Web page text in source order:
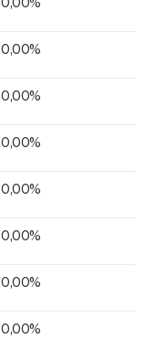
0,00%
0,00%
0,00%
0,00%
0,00%
0,00%
0,00%